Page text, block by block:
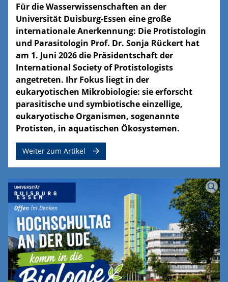
Für die Wasserwissenschaften an der
Universität Duisburg-Essen eine große
internationale Anerkennung: Die Protistologin
und Parasitologin Prof. Dr. Sonja Rückert hat
am 1. Juni 2026 die Präsidentschaft der
International Society of Protistologists
angetreten. Ihr Fokus liegt in der
eukaryotischen Mikrobiologie: sie erforscht
parasitische und symbiotische einzellige,
eukaryotische Organismen, sogenannte
Protisten, in aquatischen Ökosystemen.
Weiter zum Artikel